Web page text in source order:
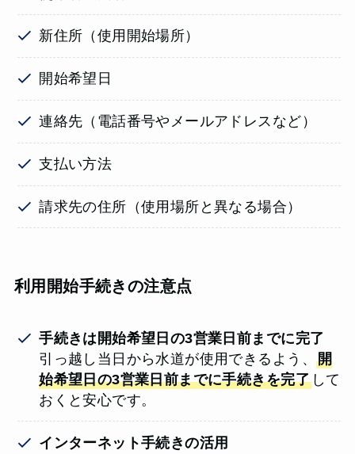
新住所（使用開始場所）
開始希望日
連絡先（電話番号やメールアドレスなど）
支払い方法
請求先の住所（使用場所と異なる場合）
利用開始手続きの注意点
手続きは開始希望日の3営業日前までに完了
引っ越し当日から水道が使用できるよう、 開
始希望日の3営業日前までに手続きを完了して
おくと安心です。
インターネット手続きの活用